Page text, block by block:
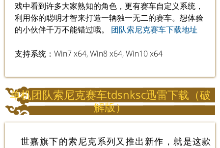
戏中看到许多大家熟知的角色，更有赛车自定义系统，
利用你的聪明才智来打造一辆独一无二的赛车。想体验
的小伙伴千万不能错过哦。 团队索尼克赛车下载地址
支持系统：Win7 x64, Win8 x64, Win10 x64
单机团队索尼克赛车tdsnksc迅雷下载（破
解版）
世嘉旗下的索尼克系列又推出新作，就是这款